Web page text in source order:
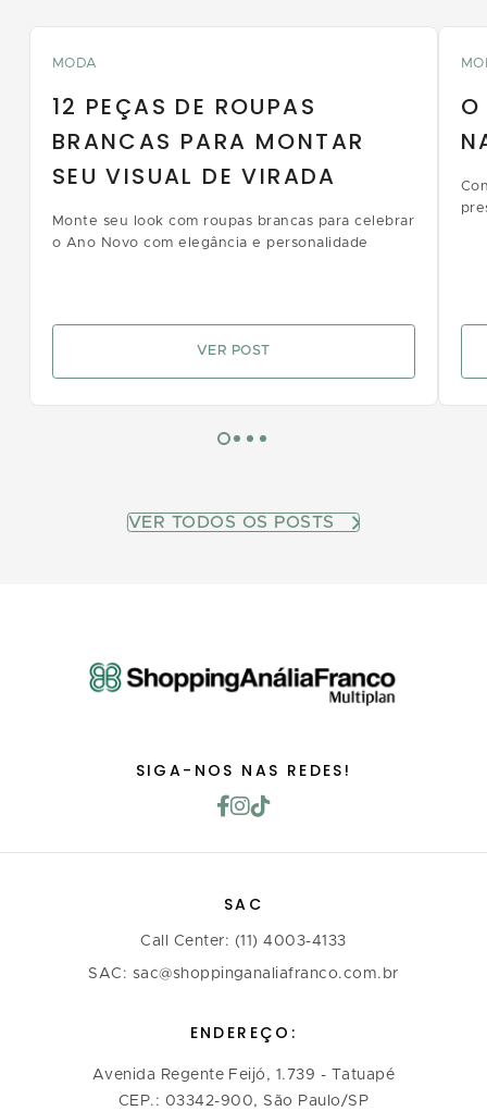
VER TODOS OS POSTS
MODA
12 PEÇAS DE ROUPAS
BRANCAS PARA MONTAR
SEU VISUAL DE VIRADA
Monte seu look com roupas brancas para celebrar
o Ano Novo com elegância e personalidade
VER POST
O
SIGA-NOS NAS REDES!
SAC
Call Center: (11) 4003-4133
SAC: sac@shoppinganaliafranco.com.br
ENDEREÇO:
Avenida Regente Feijó, 1.739 - Tatuapé
CEP.: 03342-900, São Paulo/SP